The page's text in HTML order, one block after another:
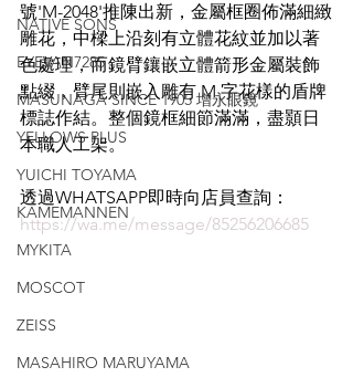
NATIVE SONS
EYEVAN7285
MASUNAGA SINCE 1905 增永眼鏡
YELLOWS PLUS
YUICHI TOYAMA
KAMEMANNEN
MYKITA
MOSCOT
ZEISS
MASAHIRO MARUYAMA
號'M-2048'推陳出新，金屬框圈佈滿細緻
雕花，中樑上沿刻有立體花紋並加以著
色處理，而鏡臂鑲嵌立體箭形金屬裝飾
點綴，臂尾則嵌入雕有 M 字花樣的盾牌
標誌作結。整個鏡框細節滿滿，盡顥日
本職人工架。
透過WHATSAPP即時向店員查詢：
https://wa.me/message/85256206685